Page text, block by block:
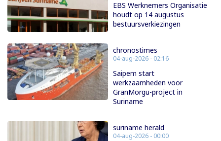
EBS Werknemers Organisatie
houdt op 14 augustus
bestuursverkiezingen
chronostimes
04-aug-2026 - 02:16
Saipem start
werkzaamheden voor
GranMorgu-project in
Suriname
suriname herald
04-aug-2026 - 00:00